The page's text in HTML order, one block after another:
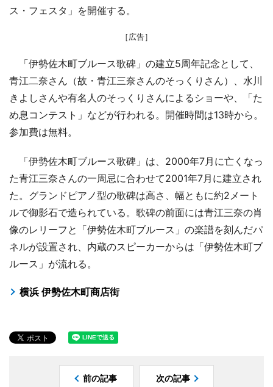
ス・フェスタ」を開催する。
［広告］
「伊勢佐木町ブルース歌碑」の建立5周年記念として、
青江二奈さん（故・青江三奈さんのそっくりさん）、水川
きよしさんや有名人のそっくりさんによるショーや、「た
め息コンテスト」などが行われる。開催時間は13時から。
参加費は無料。
「伊勢佐木町ブルース歌碑」は、2000年7月に亡くなっ
た青江三奈さんの一周忌に合わせて2001年7月に建立され
た。グランドピアノ型の歌碑は高さ、幅ともに約2メート
ルで御影石で造られている。歌碑の前面には青江三奈の肖
像のレリーフと「伊勢佐木町ブルース」の楽譜を刻んだパ
ネルが設置され、内蔵のスピーカーからは「伊勢佐木町ブ
ルース」が流れる。
横浜 伊勢佐木町商店街
前の記事 次の記事